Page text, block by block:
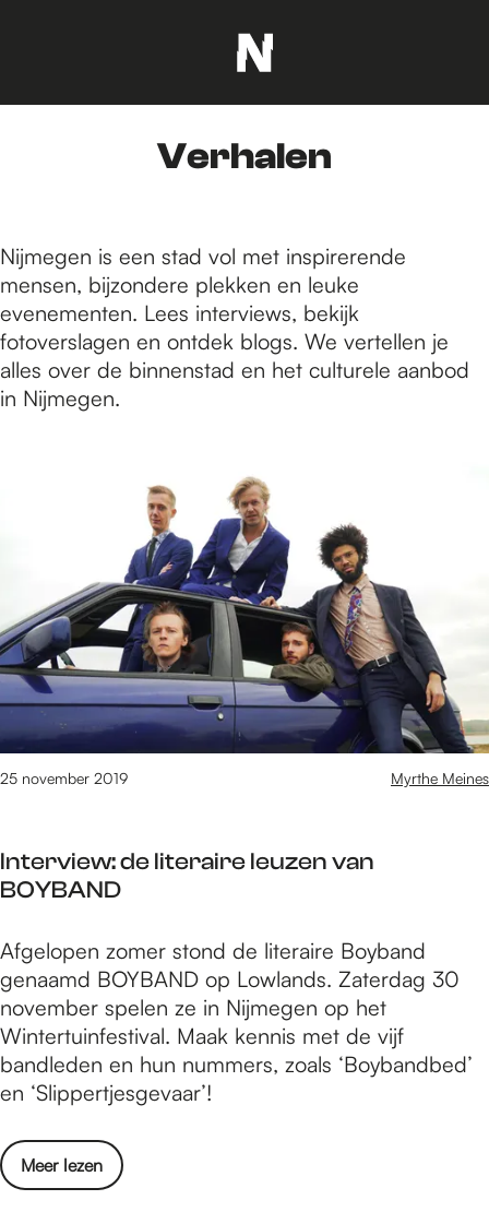
a
n
a
d
e
h
o
m
g
e
Verhalen
Nijmegen is een stad vol met inspirerende
mensen, bijzondere plekken en leuke
evenementen. Lees interviews, bekijk
fotoverslagen en ontdek blogs. We vertellen je
alles over de binnenstad en het culturele aanbod
in Nijmegen.
m
1
4
7
6
v
1
6
0
r
e
s
u
l
t
a
t
e
Interview: de literaire leuzen van
BOYBAND
25 november 2019 Myrthe Meines
I
n
t
e
r
v
e
w
Afgelopen zomer stond de literaire Boyband
genaamd BOYBAND op Lowlands. Zaterdag 30
november spelen ze in Nijmegen op het
Wintertuinfestival. Maak kennis met de vijf
bandleden en hun nummers, zoals ‘Boybandbed’
en ‘Slippertjesgevaar’!
Meer lezen
o
v